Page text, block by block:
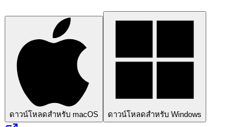
ดาวน์โหลดสำหรับ macOS ดาวน์โหลดสำหรับ Windows